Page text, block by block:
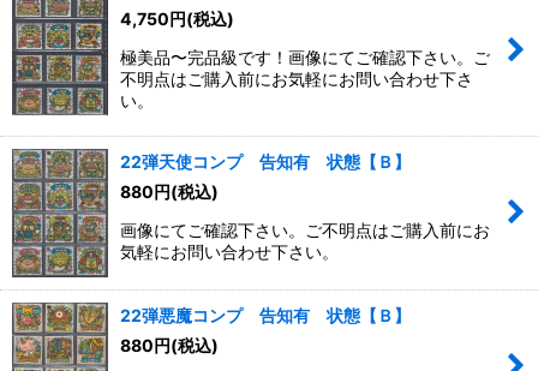
4,750円(税込)
極美品〜完品級です！画像にてご確認下さい。ご
不明点はご購入前にお気軽にお問い合わせ下さ
い。
22弾天使コンプ 告知有 状態【Ｂ】
880円(税込)
画像にてご確認下さい。ご不明点はご購入前にお
気軽にお問い合わせ下さい。
22弾悪魔コンプ 告知有 状態【Ｂ】
880円(税込)